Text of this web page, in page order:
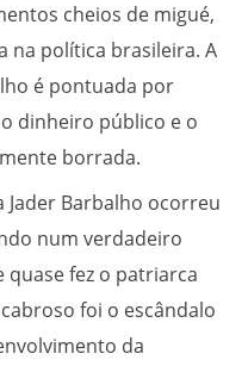
cheios de migué,
na política brasileira. A
é pontuada por
dinheiro público e o
borrada.
Barbalho ocorreu
num verdadeiro
quase fez o patriarca
foi o escândalo
da